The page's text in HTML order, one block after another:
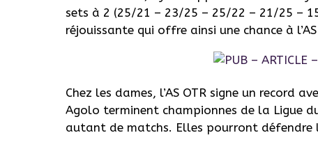
sets à 2 (25/21 – 23/25 – 25/22 – 21/25 –
réjouissante qui offre ainsi une chance à
Chez les dames, l’AS OTR signe un record
Agolo terminent championnes de la Ligue
autant de matchs. Elles pourront